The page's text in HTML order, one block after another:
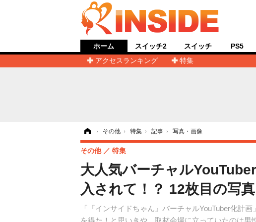
ホーム
アクセスランキング
特集
スイッチ2 スイッチ PS5
› その他 › 特集 › 記事 › 写真・画像
大人気バーチャル
入されて！？ 12枚目の写
「『インサイドちゃん』バーチャルYouTuber化計
を得た！と思いきや、取材会場に立っていたのは
その他 特集